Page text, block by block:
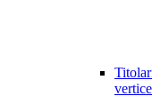
vertice